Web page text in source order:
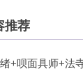
推荐
+呗面具师+法